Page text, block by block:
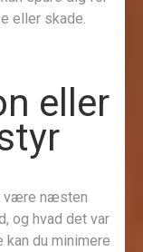
eller skade.
eller
være næsten
og hvad det var
du minimere